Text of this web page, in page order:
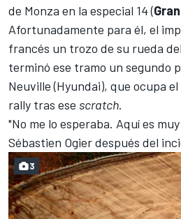
de Monza en la especial 14 (
Afortunadamente para él, el
francés un trozo de su rueda
terminó ese tramo un segundo
Neuville(Hyundai), que ocupa
rally tras ese scratch.
"No me lo esperaba. Aquí es
Sébastien Ogierdespués del
3